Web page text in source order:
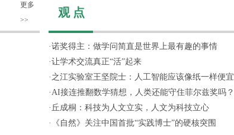
更多
>>
观 点
·诺奖得主：做学问简直是世界上最有趣的事情
·让学术交流真正“活”起来
· 之江实验室王坚院士：人工智能应该像纸一样便宜
·AI接连推翻数学猜想，人类还能守住菲尔兹奖吗？
· 丘成桐：科技为人文立实，人文为科技立心
·
《自然》关注中国首批“实践博士”的硬核突围